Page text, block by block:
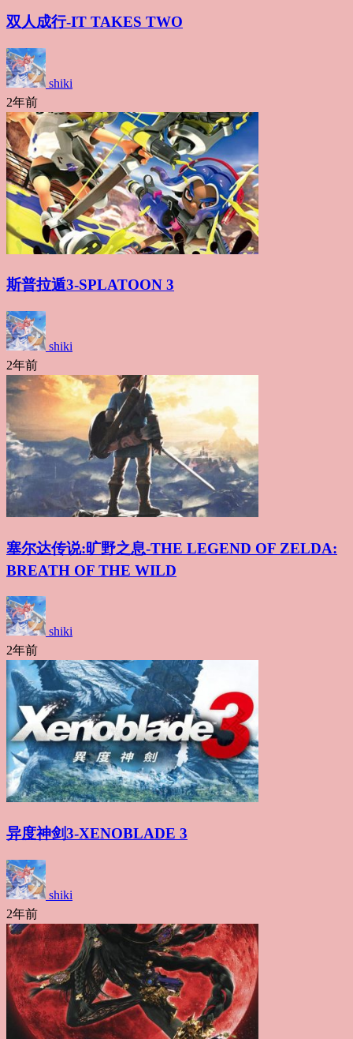
双人成行-IT TAKES TWO
shiki
2年前
斯普拉遁3-SPLATOON 3
shiki
2年前
塞尔达传说:旷野之息-THE LEGEND OF ZELDA:
BREATH OF THE WILD
shiki
2年前
异度神剑3-XENOBLADE 3
shiki
2年前